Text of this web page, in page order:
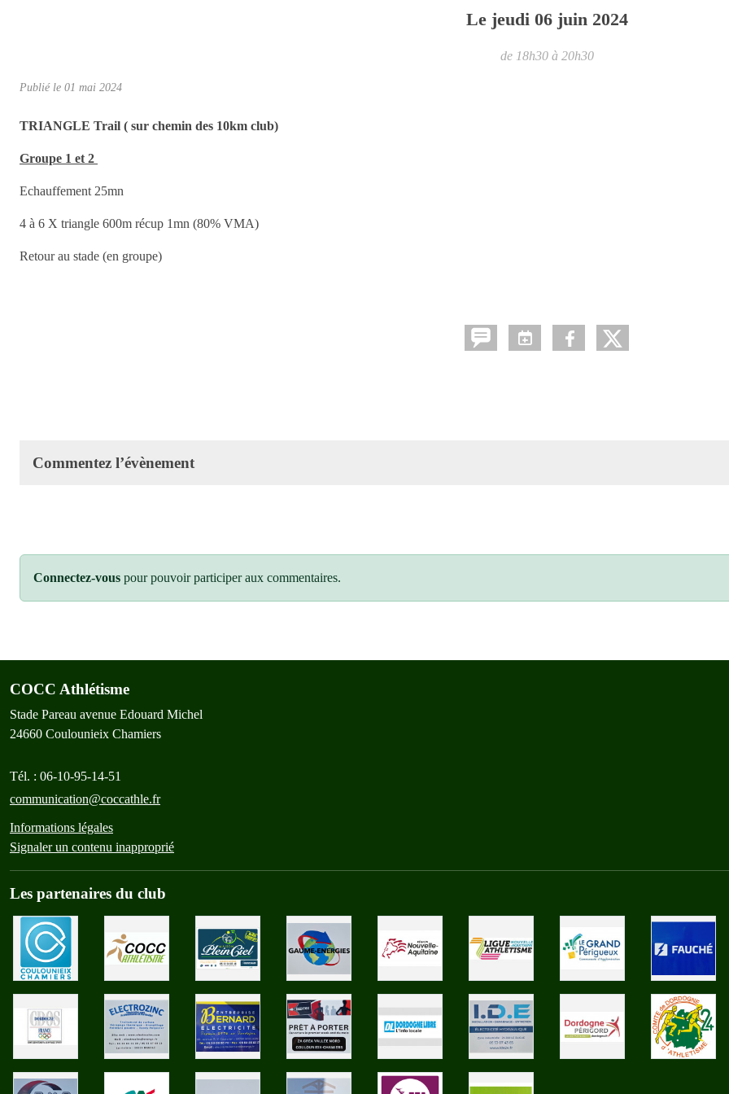
Le jeudi 06 juin 2024
de 18h30 à 20h30
Publié le 01 mai 2024
TRIANGLE Trail ( sur chemin des 10km club)
Groupe 1 et 2
Echauffement 25mn
4 à 6 X triangle 600m récup 1mn (80% VMA)
Retour au stade (en groupe)
Commentez l’évènement
Connectez-vous pour pouvoir participer aux commentaires.
COCC Athlétisme
Stade Pareau avenue Edouard Michel
24660 Coulounieix Chamiers
Tél. : 06-10-95-14-51
communication@coccathle.fr
Informations légales
Signaler un contenu inapproprié
Les partenaires du club